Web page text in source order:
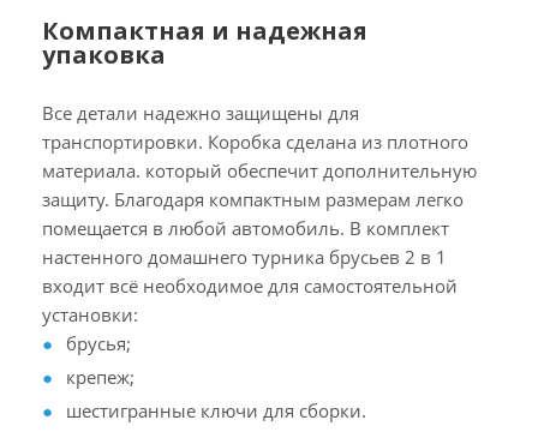
Компактная и надежная
упаковка
Все детали надежно защищены для
транспортировки. Коробка сделана из плотного
материала. который обеспечит дополнительную
защиту. Благодаря компактным размерам легко
помещается в любой автомобиль. В комплект
настенного домашнего турника брусьев 2 в 1
входит всё необходимое для самостоятельной
установки:
брусья;
крепеж;
шестигранные ключи для сборки.